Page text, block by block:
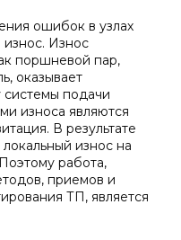
ошибок в узлах
износ. Износ
поршневой пар,
оказывает
подачи
износа являются
В результате
износ на
работа,
приемов и
ТП, является